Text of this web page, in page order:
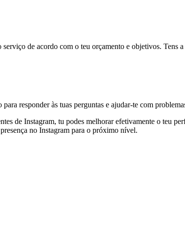
serviço de acordo com o teu orçamento e objetivos.
responder às tuas perguntas e ajudar-te com
de Instagram, tu podes melhorar efetivamente o teu
no Instagram para o próximo nível.